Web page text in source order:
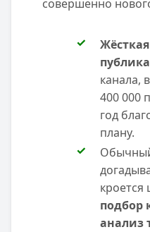
совершенно
канала,
400 000
год
плану.
кроется
подбор
анализ